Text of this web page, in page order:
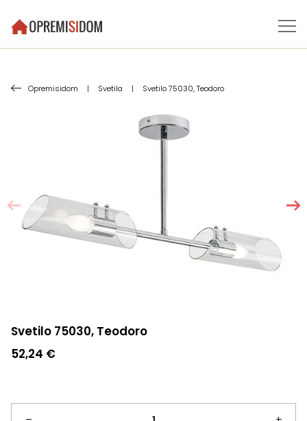
Opremisidom | Svetila | Svetilo 75030, Teodoro
Svetilo 75030, Teodoro
52,24 €
Svetilo